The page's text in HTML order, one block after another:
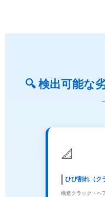
🔍 検出可能な
📐
ひび割れ（ク
構造クラック・ヘ